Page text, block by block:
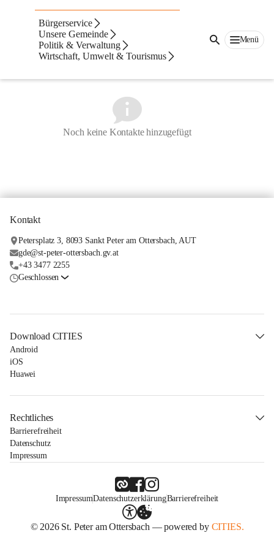
Bürgerservice
Unsere Gemeinde
Politik & Verwaltung
Wirtschaft, Umwelt & Tourismus
Menü
SCHUL- & HALLENWART
Noch keine Kontakte hinzugefügt
Kontakt
Petersplatz 3, 8093 Sankt Peter am Ottersbach, AUT
gde@st-peter-ottersbach.gv.at
+43 3477 2255
Geschlossen
Download CITIES
Android
iOS
Huawei
Rechtliches
Barrierefreiheit
Datenschutz
Impressum
ImpressumDatenschutzerklärungBarrierefreiheit
© 2026 St. Peter am Ottersbach — powered by CITIES.